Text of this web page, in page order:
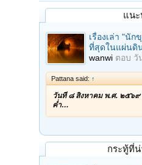
แนะ
เรื่องเล่า "นัก
ที่สุดในแผ่นดิ
wanwi ตอบ วั
Pattana said: ↑
วันที่ ๘ สิงหาคม พ.ศ. ๒๕๖๙
ค่ำ…
กระทู้ที่น่